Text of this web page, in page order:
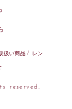
扱い商品 / レン
reserved.